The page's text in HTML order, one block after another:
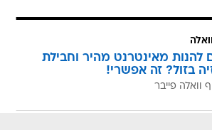
להנות מאינטרנט מהיר וחבילת
בזול? זה אפשרי!
וואלה פייבר